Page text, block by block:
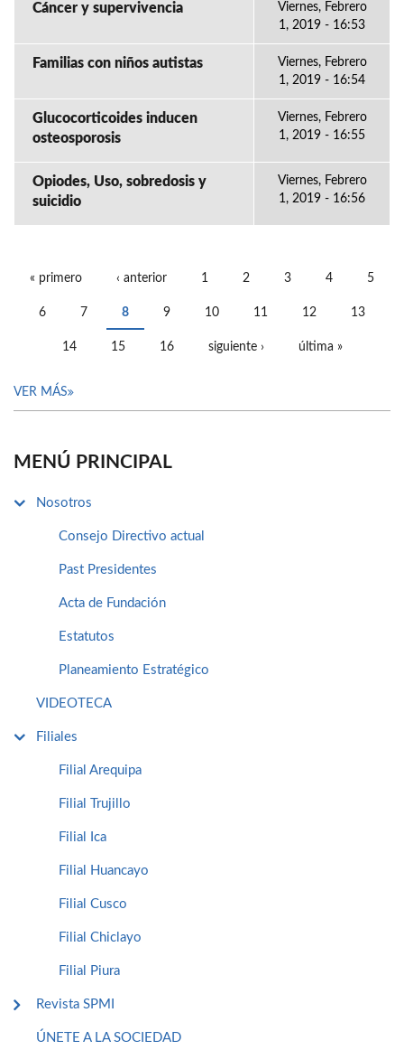
Cáncer y supervivencia
Viernes, Febrero
1, 2019 - 16:53
Familias con niños autistas
Viernes, Febrero
1, 2019 - 16:54
Glucocorticoides inducen
osteosporosis
Viernes, Febrero
1, 2019 - 16:55
Opiodes, Uso, sobredosis y
suicidio
Viernes, Febrero
1, 2019 - 16:56
« primero ‹ anterior 1 2 3 4 5
6 7 8 9 10 11 12 13
14 15 16 siguiente › última »
VER MÁS
MENÚ PRINCIPAL
Nosotros
Consejo Directivo actual
Past Presidentes
Acta de Fundación
Estatutos
Planeamiento Estratégico
VIDEOTECA
Filiales
Filial Arequipa
Filial Trujillo
Filial Ica
Filial Huancayo
Filial Cusco
Filial Chiclayo
Filial Piura
Revista SPMI
ÚNETE A LA SOCIEDAD